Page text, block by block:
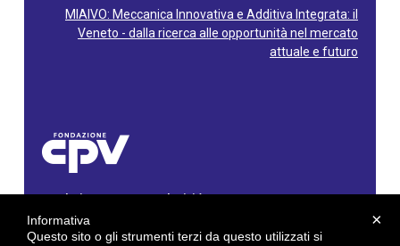
MIAIVO: Meccanica Innovativa e Additiva Integrata: il
Veneto - dalla ricerca alle opportunità nel mercato
attuale e futuro
Fondazione Centro Produttività Veneto
Via Gioacchino Rossini, 60 - 36100 Vicenza - Italy
Tel. 0444/960500 - Fax 0444/1932220
×
Informativa
Questo sito o gli strumenti terzi da questo utilizzati si